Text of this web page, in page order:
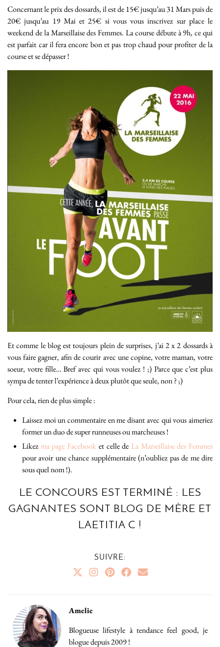
Concernant le prix des dossards, il est de 15€ jusqu’au 31 Mars puis de
20€ jusqu’au 19 Mai et 25€ si vous vous inscrivez sur place le
weekend de la Marseillaise des Femmes. La course débute à 9h, ce qui
est parfait car il fera encore bon et pas trop chaud pour profiter de la
course et se dépasser !
Et comme le blog est toujours plein de surprises, j’ai 2 x 2 dossards à
vous faire gagner, afin de courir avec une copine, votre maman, votre
soeur, votre fille… Bref avec qui vous voulez ! ;) Parce que c’est plus
sympa de tenter l’expérience à deux plutôt que seule, non ? ;)
Pour cela, rien de plus simple :
Laissez moi un commentaire en me disant avec qui vous aimeriez
former un duo de super runneuses ou marcheuses !
Likez ma page Facebook et celle de La Marseillaise des Femmes
pour avoir une chance supplémentaire (n’oubliez pas de me dire
sous quel nom !).
LE CONCOURS EST TERMINÉ : LES
GAGNANTES SONT BLOG DE MÈRE ET
LAETITIA C !
SUIVRE:
Amelie
Blogueuse lifestyle à tendance feel good, je
blogue depuis 2009 !